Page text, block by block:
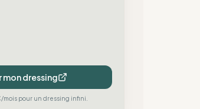
mon dressing
mois pour un dressing infini.